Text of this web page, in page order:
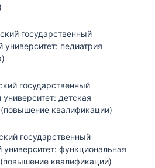
государственный
университет: педиатрия
государственный
детская
квалификации)
государственный
функциональная
(повышение квалификации)